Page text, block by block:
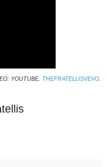
YOUTUBE, THEFRATELLISVEVO